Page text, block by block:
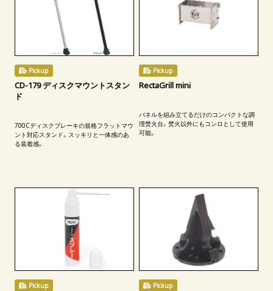
Pickup
CD-179 ディスクマウントスタン
ド
700Cディスクブレーキの規格フラットマウ
ント対応スタンド。スッキリと一体感のあ
る装着感。
Pickup
RectaGrill mini
パネルを組み立てるだけのコンパクトな調
理焚火台。焚火以外にもコンロとして使用
可能。
Pickup Pickup